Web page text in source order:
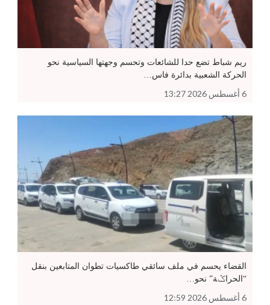
ريم شباط تضع حدا للشائعات وتحسم وجهتها السياسية نحو
الحركة الشعبية بدائرة فاس…
6 أغسطس 2026 13:27
القضاء يحسم في ملف سائقي طاكسيات تطوان المتابعين بنقل
“الحراݣة” نحو…
6 أغسطس 2026 12:59